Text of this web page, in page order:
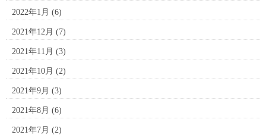
2022年1月 (6)
2021年12月 (7)
2021年11月 (3)
2021年10月 (2)
2021年9月 (3)
2021年8月 (6)
2021年7月 (2)